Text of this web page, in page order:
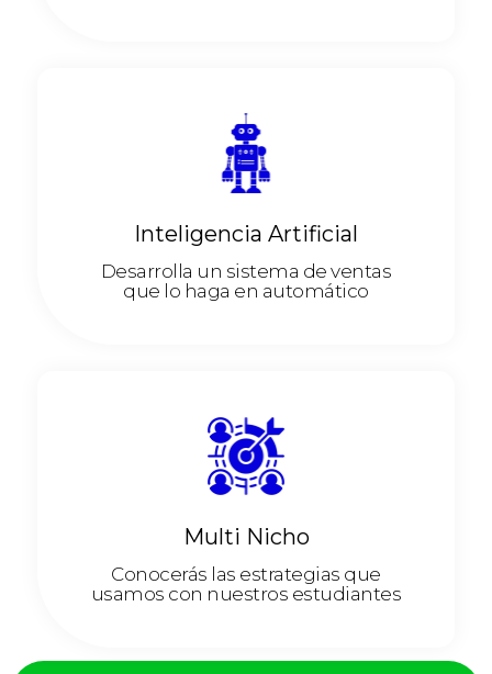
Inteligencia Artificial
Desarrolla un sistema de ventas
que lo haga en automático
Multi Nicho
Conocerás las estrategias que
usamos con nuestros estudiantes